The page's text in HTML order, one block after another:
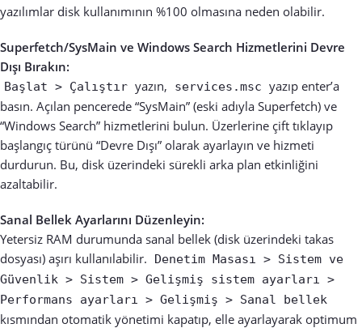
yazılımlar disk kullanımının %100 olmasına neden olabilir.
Superfetch/SysMain ve Windows Search Hizmetlerini Devre
Dışı Bırakın:
Başlat > Çalıştır yazın, services.msc yazıp enter’a
basın. Açılan pencerede “SysMain” (eski adıyla Superfetch) ve
“Windows Search” hizmetlerini bulun. Üzerlerine çift tıklayıp
başlangıç türünü “Devre Dışı” olarak ayarlayın ve hizmeti
durdurun. Bu, disk üzerindeki sürekli arka plan etkinliğini
azaltabilir.
Sanal Bellek Ayarlarını Düzenleyin:
Yetersiz RAM durumunda sanal bellek (disk üzerindeki takas
dosyası) aşırı kullanılabilir.
Denetim Masası > Sistem ve
Güvenlik > Sistem > Gelişmiş sistem ayarları >
Performans ayarları > Gelişmiş > Sanal bellek
kısmından otomatik yönetimi kapatıp, elle ayarlayarak optimum